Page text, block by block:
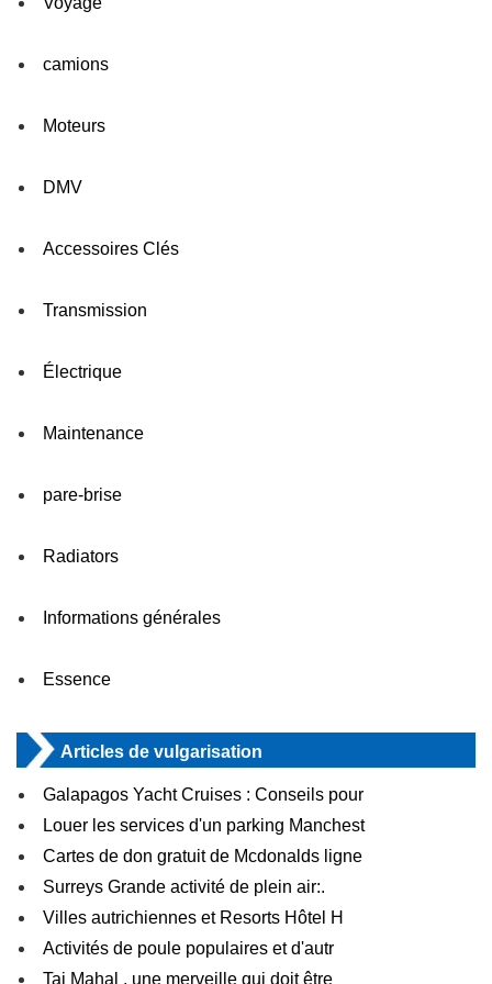
camions
Moteurs
DMV
Accessoires Clés
Transmission
Électrique
Maintenance
pare-brise
Radiators
Informations générales
Essence
Articles de vulgarisation
Galapagos Yacht Cruises : Conseils pour
Louer les services d'un parking Manchest
Cartes de don gratuit de Mcdonalds ligne
Surreys Grande activité de plein air:.
Villes autrichiennes et Resorts Hôtel H
Activités de poule populaires et d'autr
Taj Mahal , une merveille qui doit être